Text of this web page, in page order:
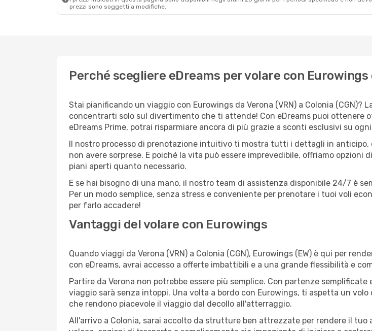
prezzi sono soggetti a modifiche.
Perché scegliere eDreams per volare con Eurowings
Stai pianificando un viaggio con Eurowings da Verona (VRN) a Colonia (CGN)?
concentrarti solo sul divertimento che ti attende! Con eDreams puoi ottenere
eDreams Prime, potrai risparmiare ancora di più grazie a sconti esclusivi su
Il nostro processo di prenotazione intuitivo ti mostra tutti i dettagli in anticipo,
non avere sorprese. E poiché la vita può essere imprevedibile, offriamo
piani aperti quanto necessario.
E se hai bisogno di una mano, il nostro team di assistenza disponibile 24/7 è
Per un modo semplice, senza stress e conveniente per prenotare i tuoi voli
per farlo accadere!
Vantaggi del volare con Eurowings
Quando viaggi da Verona (VRN) a Colonia (CGN), Eurowings (EW) è qui per
con eDreams, avrai accesso a offerte imbattibili e a una grande flessibilità e
Partire da Verona non potrebbe essere più semplice. Con partenze
viaggio sarà senza intoppi. Una volta a bordo con Eurowings, ti aspetta un
che rendono piacevole il viaggio dal decollo all'atterraggio.
All'arrivo a Colonia, sarai accolto da strutture ben attrezzate per rendere il